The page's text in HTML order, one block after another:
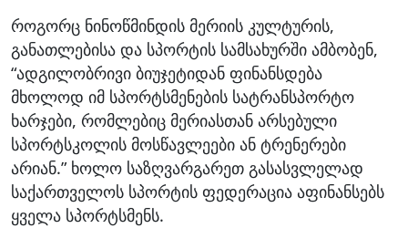
როგორც ნინოწმინდის მერიის კულტურის,
განათლებისა და სპორტის სამსახურში ამბობენ,
“ადგილობრივი ბიუჯეტიდან ფინანსდება
მხოლოდ იმ სპორტსმენების სატრანსპორტო
ხარჯები, რომლებიც მერიასთან არსებული
სპორტსკოლის მოსწავლეები ან ტრენერები
არიან.” ხოლო საზღვარგარეთ გასასვლელად
საქართველოს სპორტის ფედერაცია აფინანსებს
ყველა სპორტსმენს.